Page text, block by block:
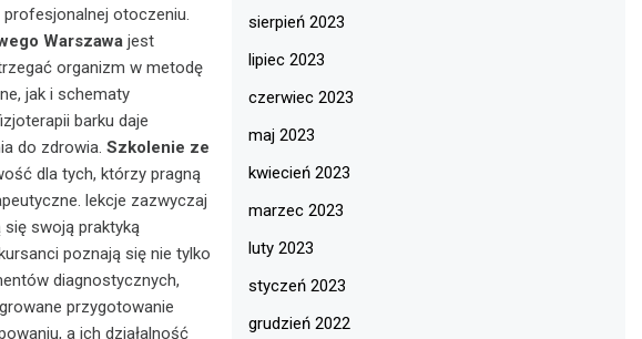
otoczeniu.
Warszawa jest
organizm w metodę
jak i schematy
barku daje
do zdrowia. Szkolenie ze
dla tych, którzy pragną
lekcje zazwyczaj
swoją praktyką
poznają się nie tylko
diagnostycznych,
przygotowanie
a ich działalność
sierpień 2023
lipiec 2023
czerwiec 2023
maj 2023
kwiecień 2023
marzec 2023
luty 2023
styczeń 2023
grudzień 2022